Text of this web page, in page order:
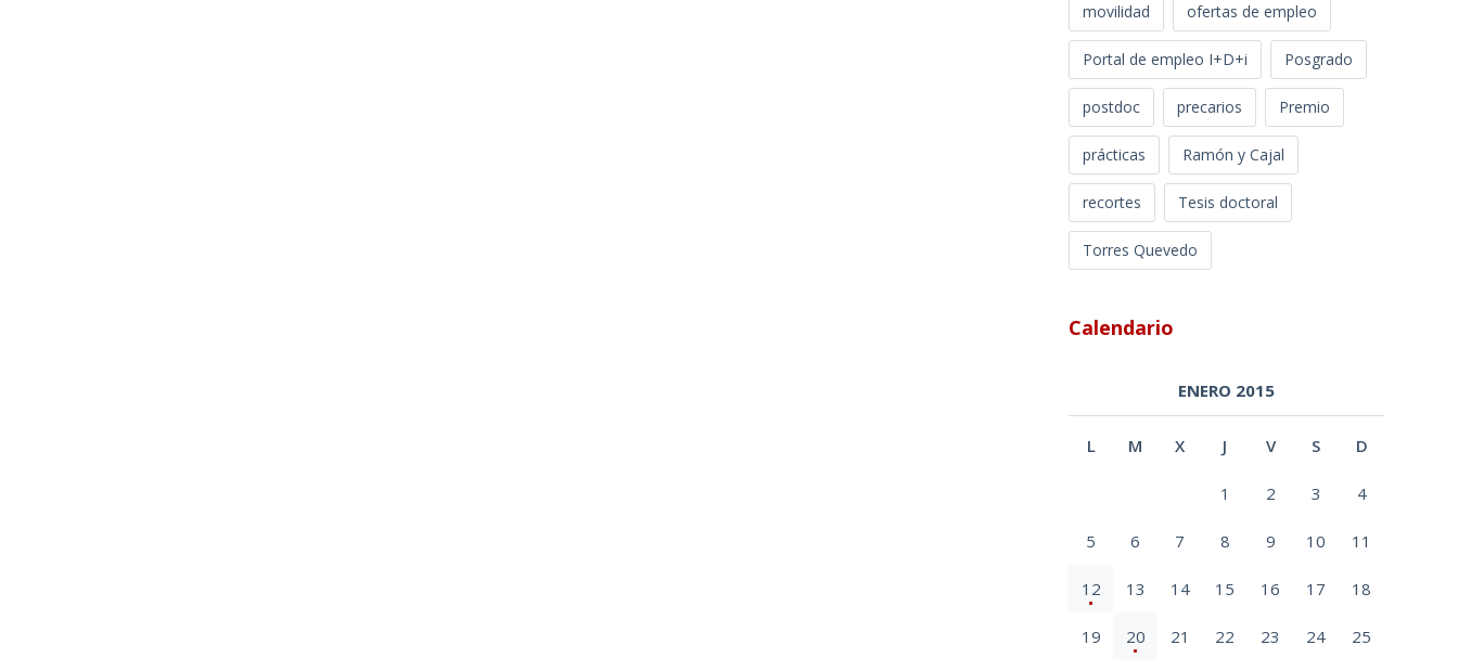
movilidad ofertas de empleo
Portal de empleo I+D+i Posgrado
postdoc precarios Premio
prácticas Ramón y Cajal
recortes Tesis doctoral
Torres Quevedo
Calendario
ENERO 2015
L M X J V S D
1 2 3 4
5 6 7 8 9 10 11
12 13 14 15 16 17 18
19 20 21 22 23 24 25